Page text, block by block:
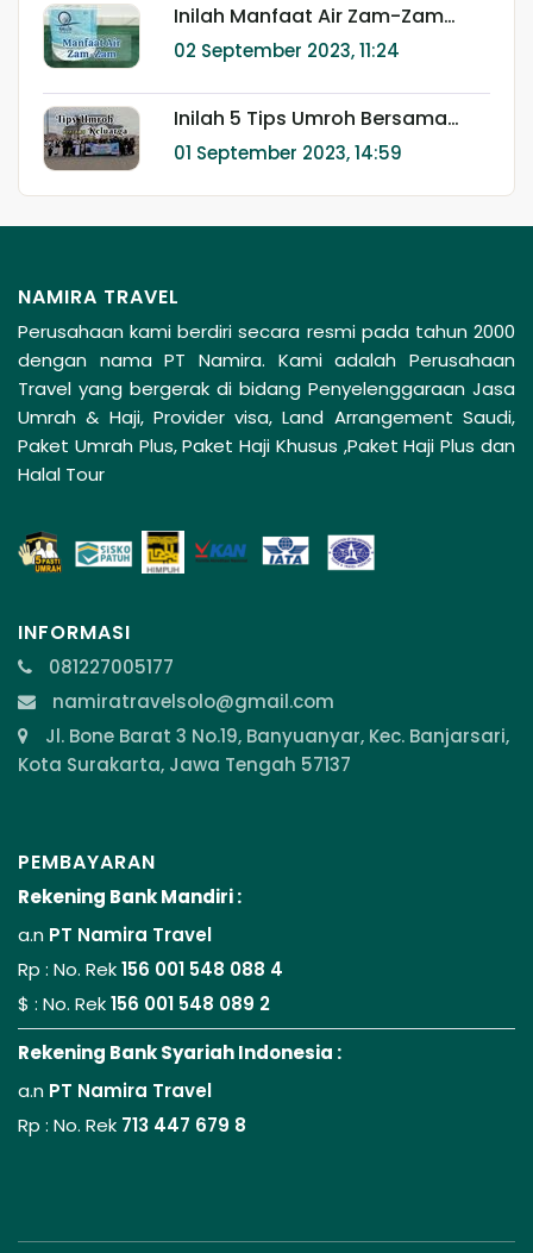
Inilah Manfaat Air Zam-Zam
yang Bisa Didapatkan saat
Meminumnya Ketika Ibadah Haji
dan Umroh
02 September 2023, 11:24
Inilah 5 Tips Umroh Bersama
Keluarga yang Perlu Anda
Ketahui Sebelum
Keberangkatan
01 September 2023, 14:59
NAMIRA TRAVEL
Perusahaan kami berdiri secara resmi pada tahun 2000
dengan nama PT Namira. Kami adalah Perusahaan
Travel yang bergerak di bidang Penyelenggaraan Jasa
Umrah & Haji, Provider visa, Land Arrangement Saudi,
Paket Umrah Plus, Paket Haji Khusus ,Paket Haji Plus dan
Halal Tour
INFORMASI
081227005177
namiratravelsolo@gmail.com
Jl. Bone Barat 3 No.19, Banyuanyar, Kec. Banjarsari,
Kota Surakarta, Jawa Tengah 57137
PEMBAYARAN
Rekening Bank Mandiri :
a.n PT Namira Travel
Rp : No. Rek156 001 548 088 4
$ : No. Rek156 001 548 089 2
Rekening Bank Syariah Indonesia :
a.n PT Namira Travel
Rp : No. Rek 713 447 679 8